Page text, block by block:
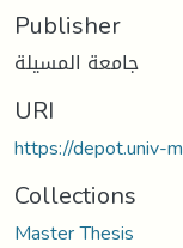
Publisher
جامعة المسيلة
URI
https://depot.univ-
Collections
Master Thesis